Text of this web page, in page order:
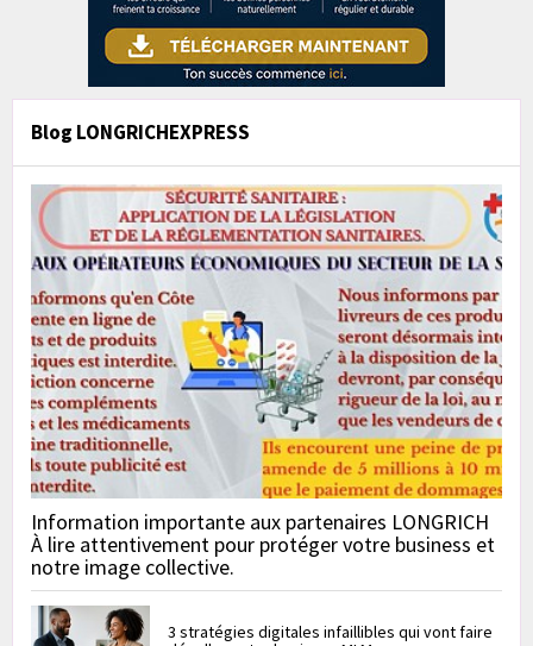
Blog LONGRICHEXPRESS
Information importante aux partenaires LONGRICH
À lire attentivement pour protéger votre business et
notre image collective.
3 stratégies digitales infaillibles qui vont faire